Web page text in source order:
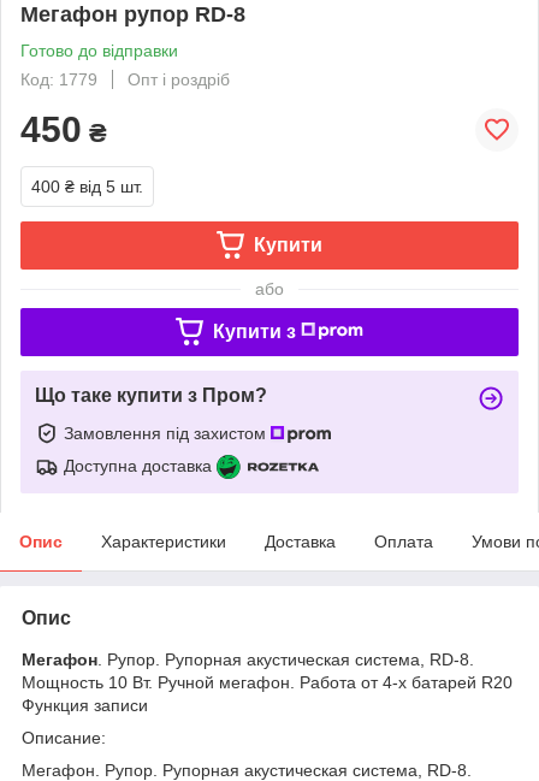
Мегафон рупор RD-8
Готово до відправки
Код: 1779
Опт і роздріб
450 ₴
400 ₴ від 5 шт.
Купити
або
Купити з
Що таке купити з Пром?
Замовлення під захистом
Доступна доставка
Опис Характеристики Доставка Оплата Умови
Опис
Мегафон . Рупор. Рупорная акустическая система, RD-8.
Мощность 10 Вт. Ручной мегафон. Работа от 4-х батарей R20
Функция записи
Описание:
Мегафон. Рупор. Рупорная акустическая система, RD-8.